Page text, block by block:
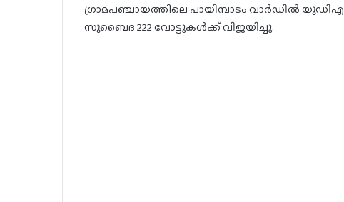
ഗ്രാമപഞ്ചായത്തിലെ പായിമ്പാടം വാര്‍ഡില്‍
സുബൈദ 222 വോട്ടുകള്‍ക്ക് വിജയിച്ചു.